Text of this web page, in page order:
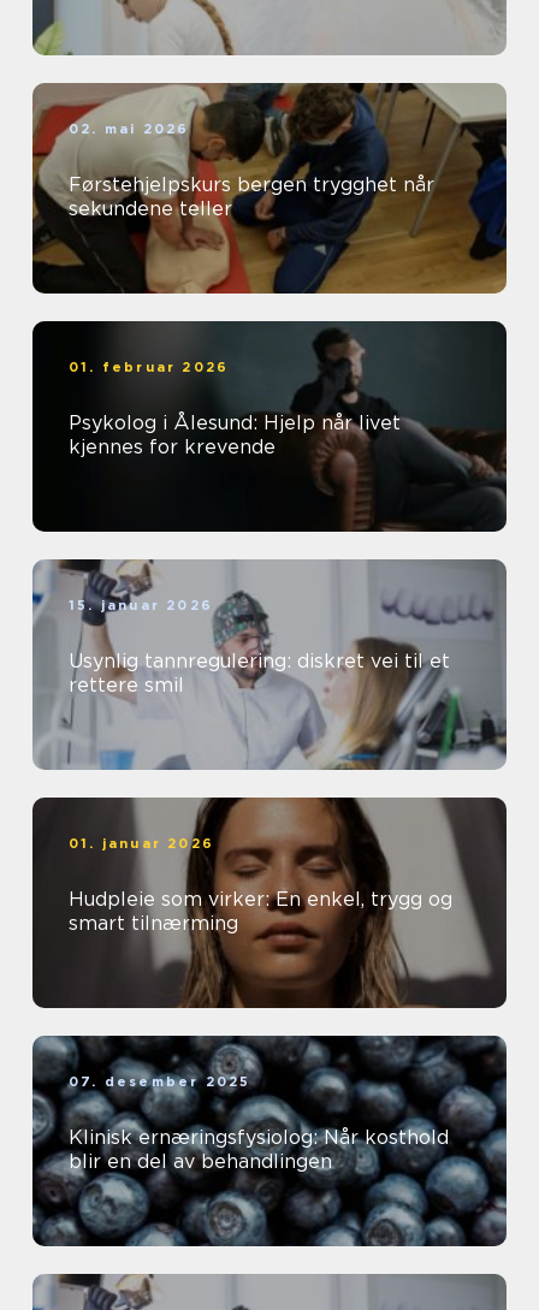
02. mai 2026
Førstehjelpskurs bergen trygghet når
sekundene teller
01. februar 2026
Psykolog i Ålesund: Hjelp når livet
kjennes for krevende
15. januar 2026
Usynlig tannregulering: diskret vei til et
rettere smil
01. januar 2026
Hudpleie som virker: En enkel, trygg og
smart tilnærming
07. desember 2025
Klinisk ernæringsfysiolog: Når kosthold
blir en del av behandlingen